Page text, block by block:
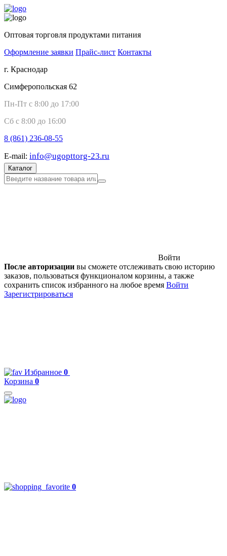
Оптовая торговля продуктами питания
Оформление заявки Прайс-лист Контакты
г. Краснодар
Симферопольская 62
Пн-Пт с 8:00 до 17:00
Сб с 8:00 до 16:00
8 (861) 236-08-55
E-mail: info@ugopttorg-23.ru
Каталог
Войти
После авторизации вы сможете отслеживать свою историю
заказов, пользоваться функционалом корзины, а также
сохранить список избранного на любое время Войти
Зарегистрироваться
Избранное 0
Корзина 0
0